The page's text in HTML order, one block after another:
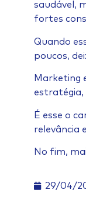
saudável,
fortes
Quando
poucos,
Marketing
estratégia,
É esse o
relevância
No fim,
29/04/